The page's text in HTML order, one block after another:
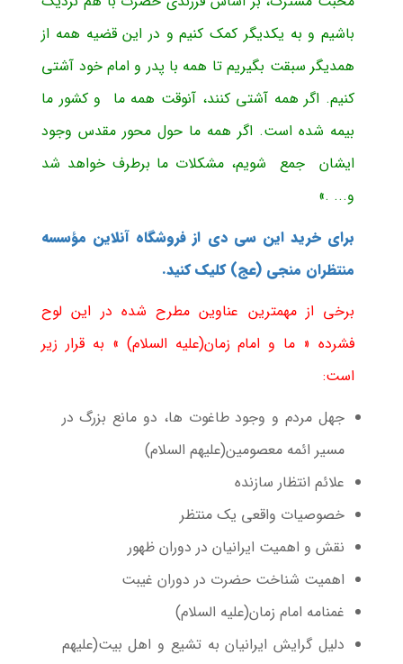
باشیم و به یکدیگر کمک کنیم و در این قضیه همه از
همدیگر سبقت بگیریم تا همه با پدر و امام خود آشتی
کنیم. اگر همه آشتی کنند، آنوقت همه ما و کشور ما
بیمه شده است. اگر همه ما حول محور مقدس وجود
ایشان جمع شویم، مشکلات ما برطرف خواهد شد
و... .»
برای خرید این سی دی از فروشگاه آنلاین مؤسسه
منتظران منجی (عج) کلیک کنید.
برخی از مهمترین عناوین مطرح شده در این لوح
فشرده « ما و امام زمان(علیه السلام) » به قرار زیر
است:
جهل مردم و وجود طاغوت ها، دو مانع بزرگ در
مسیر ائمه معصومین(علیهم السلام)
علائم انتظار سازنده
خصوصیات واقعی یک منتظر
نقش و اهمیت ایرانیان در دوران ظهور
اهمیت شناخت حضرت در دوران غیبت
غمنامه امام زمان(علیه السلام)​
دلیل گرایش ایرانیان به تشیع و اهل بیت(علیهم